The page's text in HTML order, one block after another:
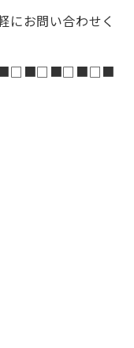
にお問い合わせく